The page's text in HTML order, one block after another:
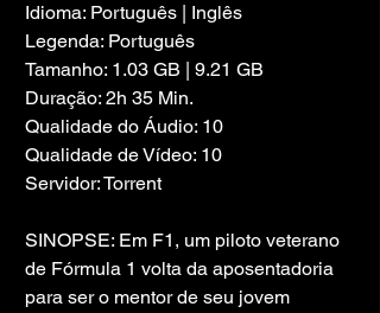
Idioma: Português | Inglês
Legenda: Português
Tamanho: 1.03 GB | 9.21 GB
Duração: 2h 35 Min.
Qualidade do Áudio: 10
Qualidade de Vídeo: 10
Servidor: Torrent
SINOPSE: Em F1, um piloto veterano
de Fórmula 1 volta da aposentadoria
para ser o mentor de seu jovem